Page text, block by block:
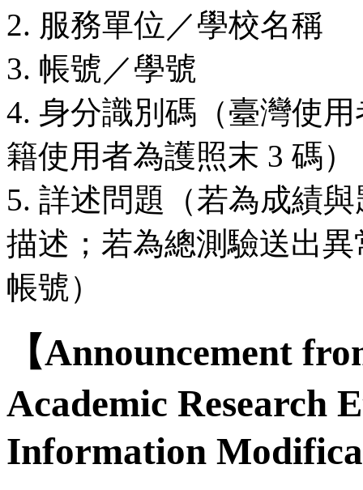
2. 服務單位／學校名稱
3. 帳號／學號
4. 身分識別碼（臺灣使
籍使用者為護照末 3 碼）
5. 詳述問題（若為成績
描述；若為總測驗送出
帳號）
【Announcement
Academic Research
Information